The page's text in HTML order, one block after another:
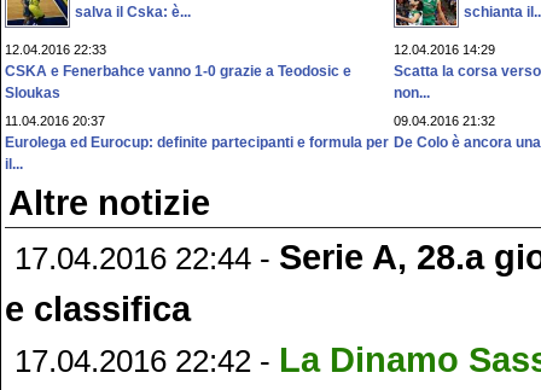
salva il Cska: è...
schianta
12.04.2016 22:33
CSKA e Fenerbahce vanno 1-0 grazie a Teodosic e
Sloukas
12.04.2016 14:29
Scatta la corsa
non...
11.04.2016 20:37
Eurolega ed Eurocup: definite partecipanti e formula per
il...
09.04.2016 21:32
De Colo è ancora
Altre notizie
17.04.2016 22:44 - Serie A, 28.a
e classifica
17.04.2016 22:42 - La Dinamo